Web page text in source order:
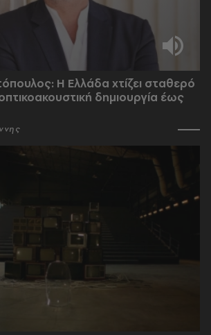
Η Ελλάδα χτίζει σταθερό
δημιουργία έως